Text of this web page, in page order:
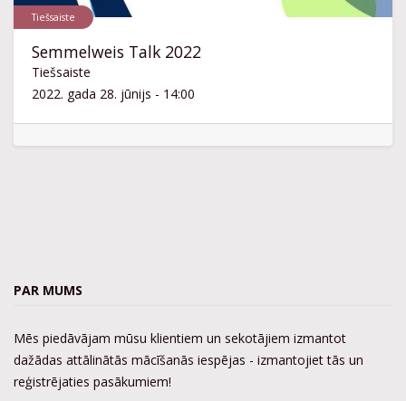
Tiešsaiste
Semmelweis Talk 2022
Tiešsaiste
2022. gada 28. jūnijs - 14:00
PAR MUMS
Mēs piedāvājam mūsu klientiem un sekotājiem izmantot
dažādas attālinātās mācīšanās iespējas - izmantojiet tās un
reģistrējaties pasākumiem!